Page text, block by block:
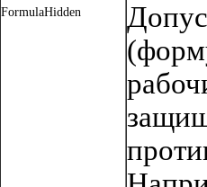
FormulaHidden